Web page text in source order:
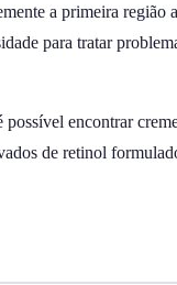
a primeira
para tratar
encontrar
de retinol